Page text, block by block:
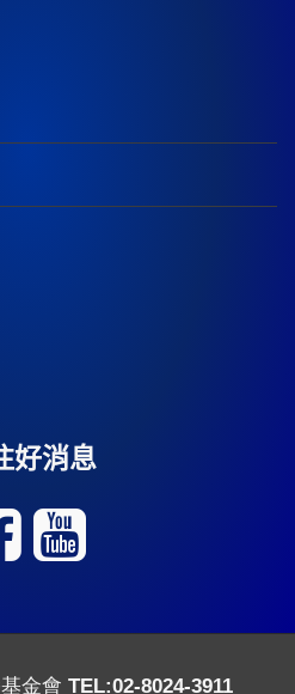
好消息
金會 TEL:02-8024-3911